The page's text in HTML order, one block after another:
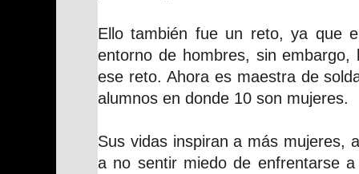
Ello también fue un reto, ya que
entorno de hombres, sin embargo,
ese reto. Ahora es maestra de
alumnos en donde 10 son mujeres.
Sus vidas inspiran a más mujeres,
a no sentir miedo de enfrentarse